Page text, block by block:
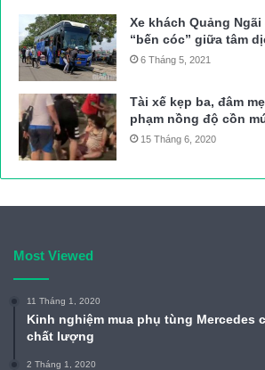
Xe khách Quảng
“bến cóc” giữa tâm
6 Tháng 5, 2021
Tài xế kẹp ba, đâm
phạm nồng độ cồn
15 Tháng 6, 2020
Most Viewed
11 Tháng 1, 2020
Kinh nghiệm mua phụ tùng Mercedes
chất lượng
2 Tháng 1, 2020